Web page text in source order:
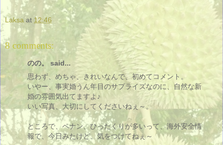
Laksa at 12:46
8 comments:
のの。 said...
思わず、めちゃ、きれいなんで、初めてコメント。
いやー、事実婚うん年目のサプライズなのに、自然な新
婚の雰囲気出てますよ♪
いい写真、大切にしてくださいねぇ～。
ところで、ペナン、ひったくりが多いって、海外安全情
報で、今日みたけど、気をつけてねぇ～